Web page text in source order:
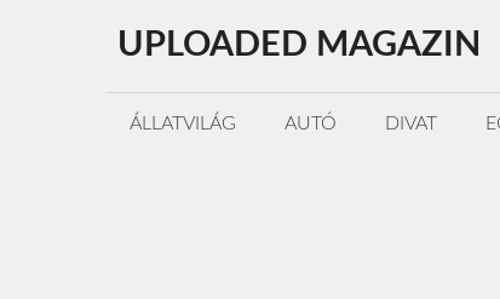
tartalomba
UPLOADED MAGAZIN
ÁLLATVILÁG AUTÓ DIVAT